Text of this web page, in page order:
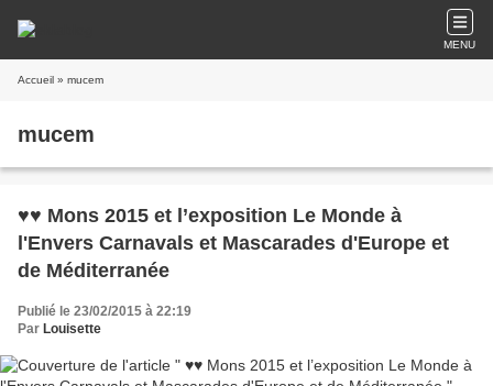
MENU
Accueil » mucem
mucem
♥♥ Mons 2015 et l’exposition Le Monde à
l'Envers Carnavals et Mascarades d'Europe et
de Méditerranée
Publié le 23/02/2015 à 22:19
Par Louisette